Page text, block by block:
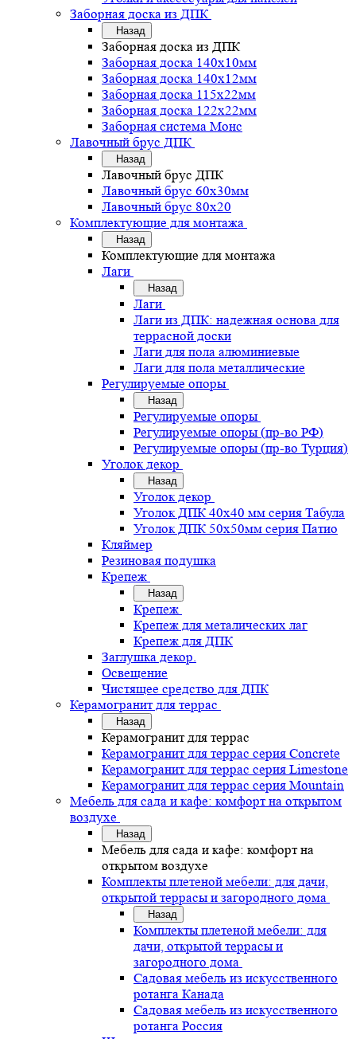
Заборная доска из ДПК
Назад
Заборная доска из ДПК
Заборная доска 140х10мм
Заборная доска 140х12мм
Заборная доска 115х22мм
Заборная доска 122х22мм
Заборная система Монс
Лавочный брус ДПК
Назад
Лавочный брус ДПК
Лавочный брус 60х30мм
Лавочный брус 80х20
Комплектующие для монтажа
Назад
Комплектующие для монтажа
Лаги
Назад
Лаги
Лаги из ДПК: надежная основа для
террасной доски
Лаги для пола алюминиевые
Лаги для пола металлические
Регулируемые опоры
Назад
Регулируемые опоры
Регулируемые опоры (пр-во РФ)
Регулируемые опоры (пр-во Турция)
Уголок декор
Назад
Уголок декор
Уголок ДПК 40х40 мм серия Табула
Уголок ДПК 50х50мм серия Патио
Кляймер
Резиновая подушка
Крепеж
Назад
Крепеж
Крепеж для металических лаг
Крепеж для ДПК
Заглушка декор.
Освещение
Чистящее средство для ДПК
Керамогранит для террас
Назад
Керамогранит для террас
Керамогранит для террас серия Concrete
Керамогранит для террас серия Limestone
Керамогранит для террас серия Mountain
Мебель для сада и кафе: комфорт на открытом
воздухе
Назад
Мебель для сада и кафе: комфорт на
открытом воздухе
Комплекты плетеной мебели: для дачи,
открытой террасы и загородного дома
Назад
Комплекты плетеной мебели: для
дачи, открытой террасы и
загородного дома
Садовая мебель из искусственного
ротанга Канада
Садовая мебель из искусственного
ротанга Россия